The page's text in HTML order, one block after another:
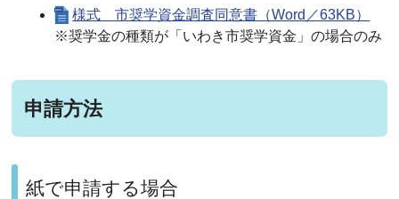
様式 市奨学資金調査同意書（Word／63KB）
※奨学金の種類が「いわき市奨学資金」の場合のみ
申請方法
紙で申請する場合